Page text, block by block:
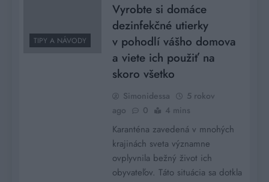
TIPY A NÁVODY
Vyrobte si domáce
dezinfekčné utierky
v pohodlí vášho domova
a viete ich použiť na
skoro všetko
Simonidessa
5 rokov
ago
0 4 mins
Karanténa zavedená v mnohých
krajinách sveta významne
ovplyvnila bežný život ich
obyvateľov. Táto situácia sa dotkla